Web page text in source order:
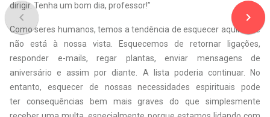
navigate_before
dirigir. Tenha um bom dia, professor!”
Como seres humanos, temos a tendência de esquecer aquilo que
não está à nossa vista. Esquecemos de retornar ligações,
responder e-mails, regar plantas, enviar mensagens de
aniversário e assim por diante. A lista poderia continuar. No
entanto, esquecer de nossas necessidades espirituais pode
ter consequências bem mais graves do que simplesmente
navigate_next